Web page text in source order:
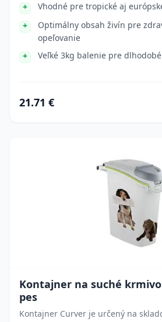
Vhodné pre tropické aj
Optimálny obsah živín pre
opeľovanie
Veľké 3kg balenie pre
21.71 €
Kontajner na suché
pes
Kontajner Curver je určený na